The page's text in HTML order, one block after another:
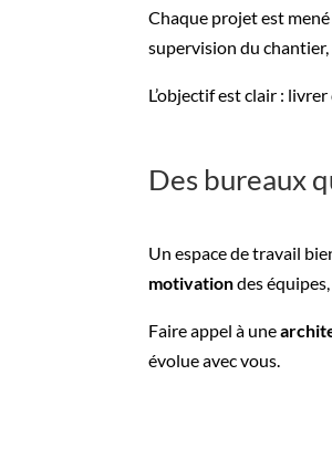
Chaque projet est mené
supervision du chantier,
L’objectif est clair :
Des bureaux
Un espace de travail
motivationdes équipes,
Faire appel à une
évolue avec vous.